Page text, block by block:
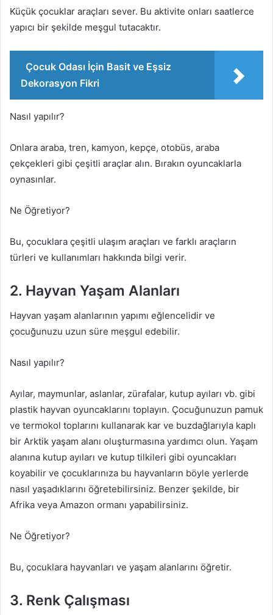
Küçük çocuklar araçları sever. Bu aktivite onları saatlerce
yapıcı bir şekilde meşgul tutacaktır.
Çocuk Odası İçin Basit ve Eşsiz
Dekorasyon Fikri
Nasıl yapılır?
Onlara araba, tren, kamyon, kepçe, otobüs, araba
çekçekleri gibi çeşitli araçlar alın. Bırakın oyuncaklarla
oynasınlar.
Ne Öğretiyor?
Bu, çocuklara çeşitli ulaşım araçları ve farklı araçların
türleri ve kullanımları hakkında bilgi verir.
2. Hayvan Yaşam Alanları
Hayvan yaşam alanlarının yapımı eğlencelidir ve
çocuğunuzu uzun süre meşgul edebilir.
Nasıl yapılır?
Ayılar, maymunlar, aslanlar, zürafalar, kutup ayıları vb. gibi
plastik hayvan oyuncaklarını toplayın. Çocuğunuzun pamuk
ve termokol toplarını kullanarak kar ve buzdağlarıyla kaplı
bir Arktik yaşam alanı oluşturmasına yardımcı olun. Yaşam
alanına kutup ayıları ve kutup tilkileri gibi oyuncakları
koyabilir ve çocuklarınıza bu hayvanların böyle yerlerde
nasıl yaşadıklarını öğretebilirsiniz. Benzer şekilde, bir
Afrika veya Amazon ormanı yapabilirsiniz.
Ne Öğretiyor?
Bu, çocuklara hayvanları ve yaşam alanlarını öğretir.
3. Renk Çalışması